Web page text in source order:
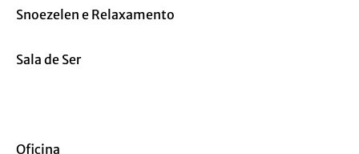
Snoezelen e Relaxamento
Sala de Ser
Oficina